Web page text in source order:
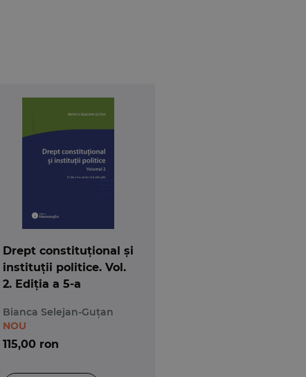
Drept constituțional și
instituții politice. Vol.
2. Ediția a 5-a
Bianca Selejan-Guțan
115,00 ron
NOU